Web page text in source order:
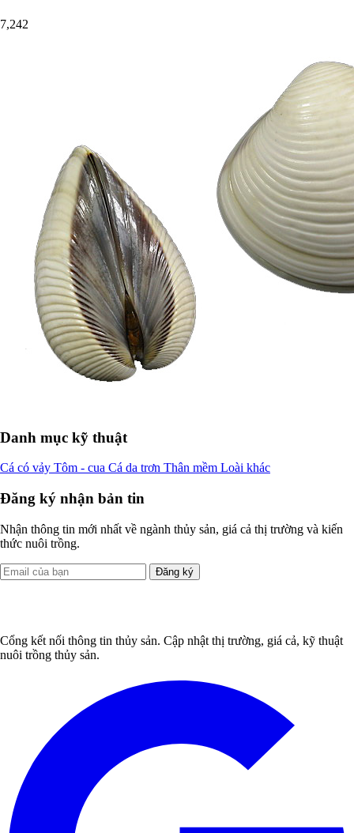
7,242
Danh mục kỹ thuật
Cá có vảy Tôm - cua Cá da trơn Thân mềm Loài khác
Đăng ký nhận bản tin
Nhận thông tin mới nhất về ngành thủy sản, giá cả thị trường và kiến
thức nuôi trồng.
Đăng ký
Cổng kết nối thông tin thủy sản. Cập nhật thị trường, giá cả, kỹ thuật
nuôi trồng thủy sản.